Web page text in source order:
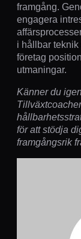
framgång.
engagera
i hållbar
företag
utmaningar.
Känner du
för att stödja
framgångsrik